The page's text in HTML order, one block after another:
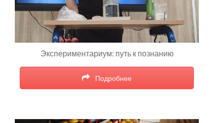
Экспериментариум: путь к познанию
Подробнее